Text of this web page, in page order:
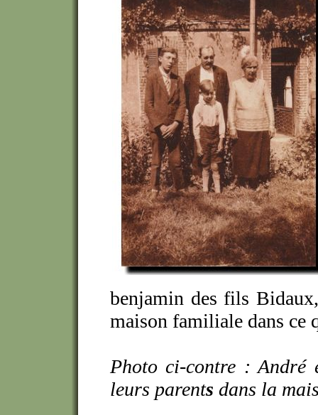
benjamin des fils
maison familiale dans ce
Photo ci-contre : André
leurs parents dans la